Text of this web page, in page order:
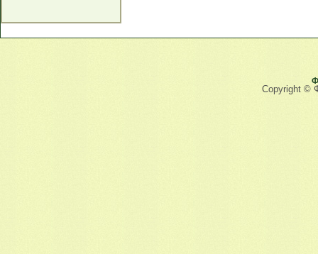
Copyright ©